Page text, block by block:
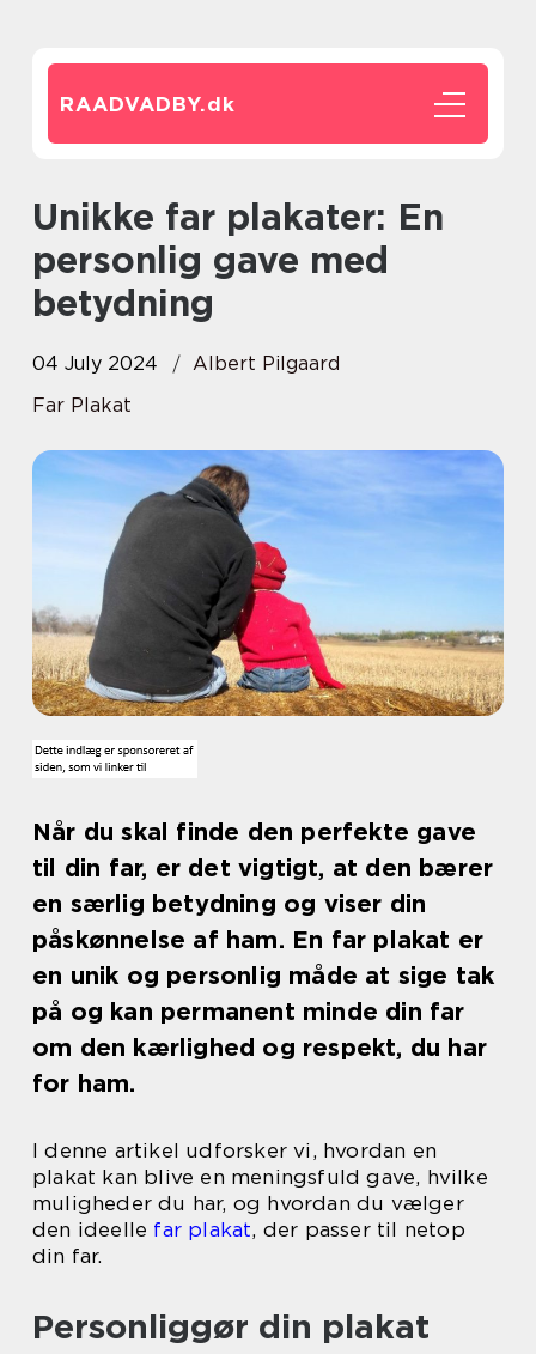
RAADVADBY.dk
Unikke far plakater: En
personlig gave med
betydning
04 July 2024
Albert Pilgaard
Far Plakat
Når du skal finde den perfekte gave
til din far, er det vigtigt, at den bærer
en særlig betydning og viser din
påskønnelse af ham. En far plakat er
en unik og personlig måde at sige tak
på og kan permanent minde din far
om den kærlighed og respekt, du har
for ham.
I denne artikel udforsker vi, hvordan en
plakat kan blive en meningsfuld gave, hvilke
muligheder du har, og hvordan du vælger
den ideelle far plakat, der passer til netop
din far.
Personliggør din plakat